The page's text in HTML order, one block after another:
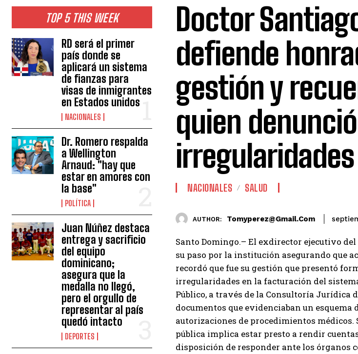
TOP 5 THIS WEEK
RD será el primer
país donde se
aplicará un sistema
de fianzas para
visas de inmigrantes
en Estados unidos
NACIONALES
Dr. Romero respalda
a Wellington
Arnaud: "hay que
estar en amores con
la base"
POLÍTICA
Juan Núñez destaca
entrega y sacrificio
del equipo
dominicano;
asegura que la
medalla no llegó,
pero el orgullo de
representar al país
quedó intacto
DEPORTES
Doctor
defiende
gestión y
quien
NACIONALES SALUD
AUTHOR: Tomyperez@gmail.com
Santo Domingo.– El exdirector ejecutivo
su paso por la institución asegurando que
recordó que fue su gestión que presentó
irregularidades en la facturación del
Público, a través de la Consultoría Jurídica
documentos que evidenciaban un
autorizaciones de procedimientos
pública implica estar presto a rendir
disposición de responder ante los órganos